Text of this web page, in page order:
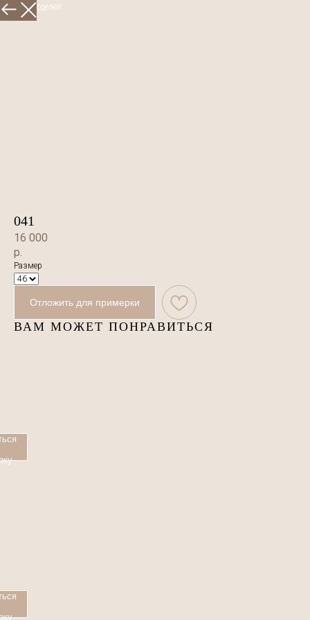
Больше моделей
041
16 000
р.
Размер
Отложить для примерки
ВАМ МОЖЕТ ПОНРАВИТЬСЯ